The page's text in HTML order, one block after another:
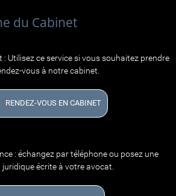
du Cabinet
Utilisez ce service si vous souhaitez prendre
vous à notre cabinet.
RENDEZ-VOUS EN CABINET
: échangez par téléphone ou posez une
écrite à votre avocat.